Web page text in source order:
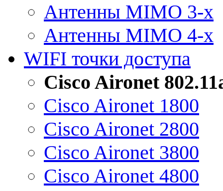
Антенны MIMO 3-x
Антенны MIMO 4-x
WIFI точки доступа
Cisco Aironet
Cisco Aironet 1800
Cisco Aironet 2800
Cisco Aironet 3800
Cisco Aironet 4800